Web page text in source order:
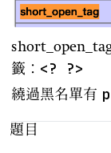
籤： <? ?>
繞過黑名單有
題目